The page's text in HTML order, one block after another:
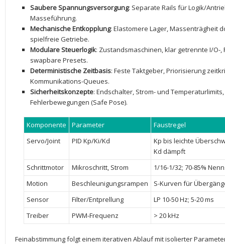
Saubere⁤ Spannungsversorgung: Separate Rails für Logik/
Masseführung.
Mechanische Entkopplung: ⁣Elastomere Lager, Massenträgheit
⁣spielfreie Getriebe.
Modulare Steuerlogik:⁢ Zustandsmaschinen, klar⁣ getrennte I/O-
swapbare Presets.
Deterministische Zeitbasis: Feste Taktgeber, Priorisierung
Kommunikations-Queues.
Sicherheitskonzepte:‍ Endschalter, Strom- und
Fehlerbewegungen (Safe Pose).
Komponente Parameter
Faustregel
Servo/Joint
PID Kp/Ki/Kd
Kp bis leichte
Kd dämpft
Schrittmotor
Mikroschritt, ​Strom
1/16-1/32; 70-85%
Motion
Beschleunigungsrampen
S-Kurven für
Sensor
Filter/Entprellung
LP ‌10-50 Hz; 5-20 ms
Treiber
PWM-Frequenz > 20 kHz
Feinabstimmung folgt ​einem iterativen Ablauf mit isolierter